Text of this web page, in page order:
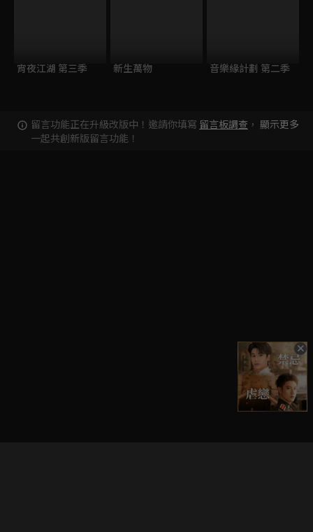
宵夜江湖 第三季 新生萬物 音樂緣計劃 第二季
留言功能正在升級改版中！邀請你填寫 留言板調查 ，
一起共創新版留言功能！
顯示更多